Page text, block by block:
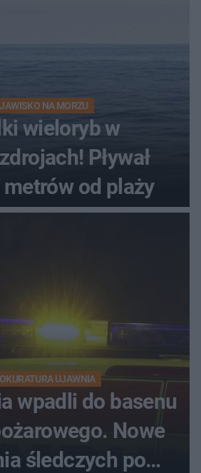
NA MORZU
wieloryb w
Pływał
od plaży
UJAWNIA
wpadli do basenu
Nowe
śledczych po